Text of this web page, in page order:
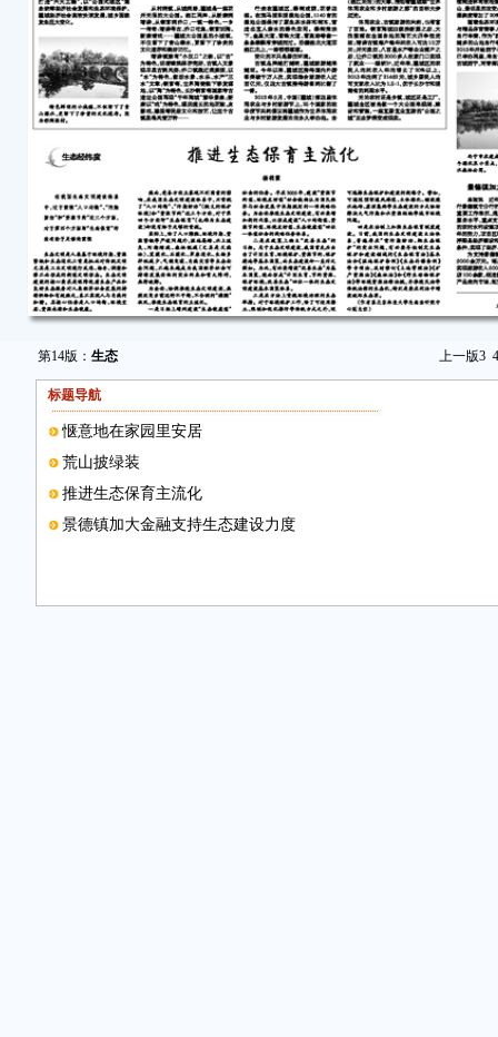
第14版： 生态 上一版3 4
标题导航
惬意地在家园里安居
荒山披绿装
推进生态保育主流化
景德镇加大金融支持生态建设力度